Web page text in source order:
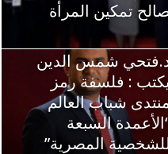
تمكين المرأة
شمس الدين
: فلسفة رمز
شباب العالم
السبعة
المصرية”